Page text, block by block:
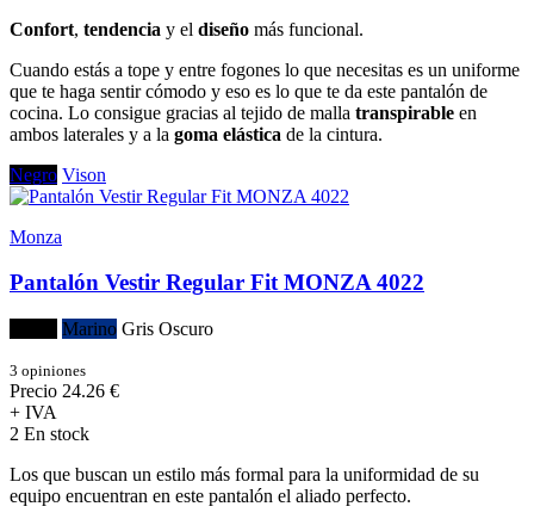
Confort, tendencia y el diseño más funcional.
Cuando estás a tope y entre fogones lo que necesitas es un uniforme
que te haga sentir cómodo y eso es lo que te da este pantalón de
cocina. Lo consigue gracias al tejido de malla transpirable en
ambos laterales y a la goma elástica de la cintura.
Negro Vison
Monza
Pantalón Vestir Regular Fit MONZA 4022
Marino Gris Oscuro
3 opiniones
Precio 24.26 €
+ IVA
2 En stock
Los que buscan un estilo más formal para la uniformidad de su
equipo encuentran en este pantalón el aliado perfecto.